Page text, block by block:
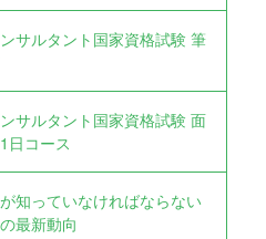
サルタント国家資格試験 筆
サルタント国家資格試験 面
日コース
知っていなければならない
最新動向